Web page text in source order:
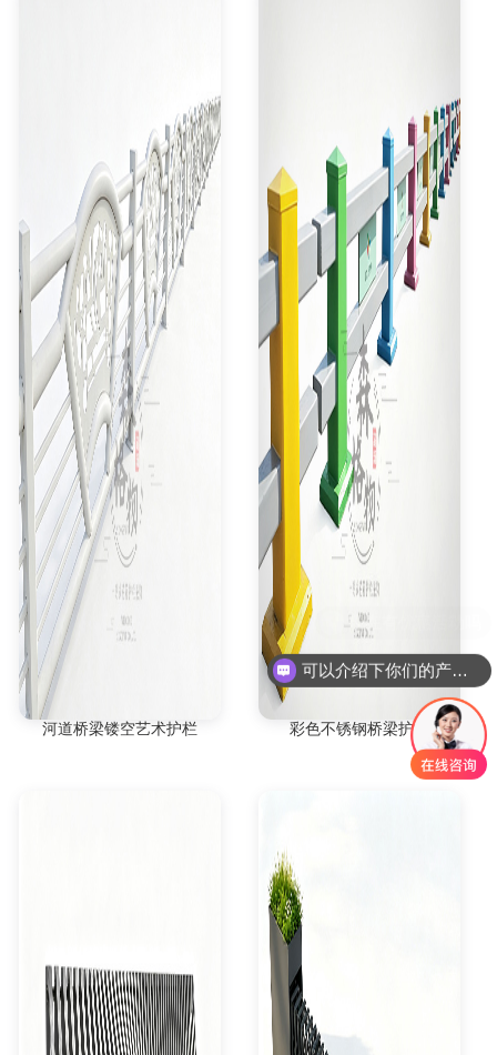
河道桥梁镂空艺术护栏 彩色不锈钢桥梁护栏
可以介绍下你们的产品么